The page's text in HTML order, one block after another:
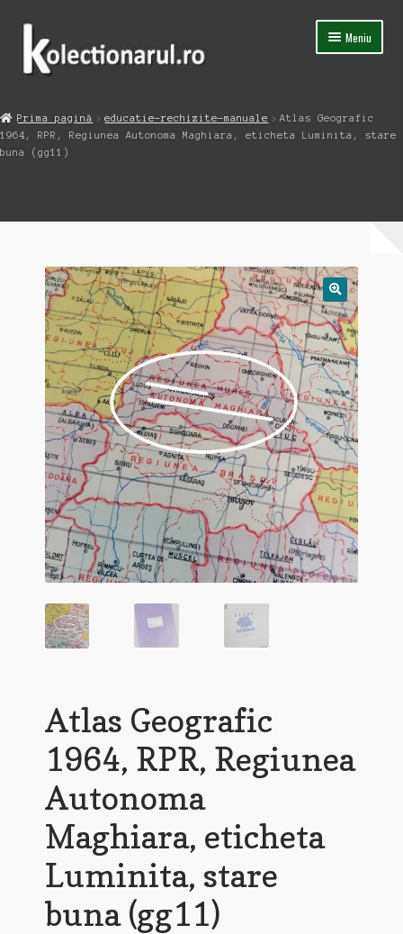
Sari
navigare
Sari
conținut
Meniu
Magazin
Extinde
Blog
Contact
Prima pagină educatie-rechizite-manuale
Atlas Geografic
1964, RPR, Regiunea Autonoma Maghiara, eticheta Luminita, stare
buna (gg11)
Atlas Geografic
1964, RPR, Regiunea
Autonoma
Maghiara, eticheta
Luminita, stare
buna (gg11)